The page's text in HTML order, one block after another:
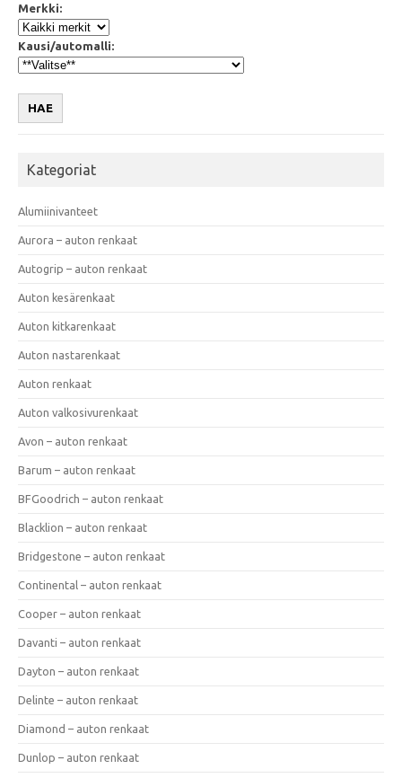
Merkki:
Kausi/automalli:
HAE
Kategoriat
Alumiinivanteet
Aurora – auton renkaat
Autogrip – auton renkaat
Auton kesärenkaat
Auton kitkarenkaat
Auton nastarenkaat
Auton renkaat
Auton valkosivurenkaat
Avon – auton renkaat
Barum – auton renkaat
BFGoodrich – auton renkaat
Blacklion – auton renkaat
Bridgestone – auton renkaat
Continental – auton renkaat
Cooper – auton renkaat
Davanti – auton renkaat
Dayton – auton renkaat
Delinte – auton renkaat
Diamond – auton renkaat
Dunlop – auton renkaat